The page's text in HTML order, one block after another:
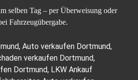
selben Tag – per Überweisung oder
Fahrzeugübergabe.
Auto verkaufen Dortmund,
verkaufen Dortmund,
Dortmund, LKW Ankauf